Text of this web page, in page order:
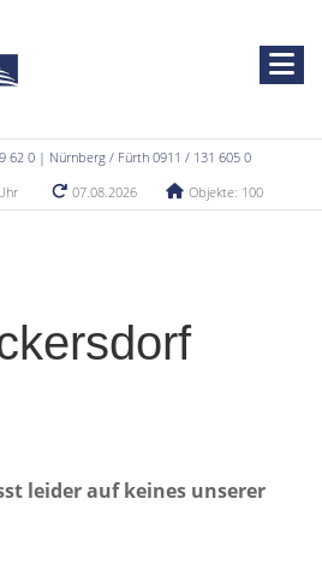
62 0 | Nürnberg / Fürth 0911 / 131 605 0
07.08.2026 Objekte: 100
leider auf keines unserer